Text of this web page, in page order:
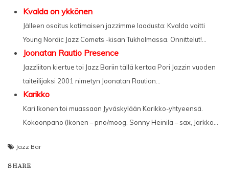
Kvalda on ykkönen
Jälleen osoitus kotimaisen jazzimme laadusta: Kvalda voitti
Young Nordic Jazz Comets -kisan Tukholmassa. Onnittelut!...
Joonatan Rautio Presence
Jazzliiton kiertue toi Jazz Bariin tällä kertaa Pori Jazzin vuoden
taiteilijaksi 2001 nimetyn Joonatan Raution...
Karikko
Kari Ikonen toi muassaan Jyväskylään Karikko-yhtyeensä.
Kokoonpano (Ikonen – pno/moog, Sonny Heinilä – sax, Jarkko...
Jazz Bar
SHARE